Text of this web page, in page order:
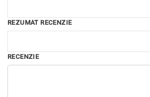
REZUMAT RECENZIE
RECENZIE